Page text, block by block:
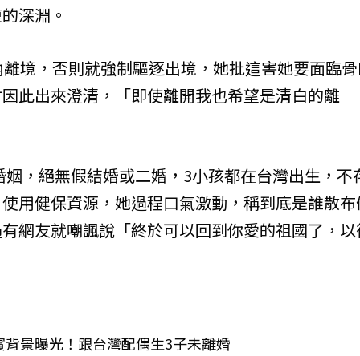
深淵。
境，否則就強制驅逐出境，她批這害她要面臨
此出來澄清，「即使離開我也希望是清白的離
，絕無假結婚或二婚，3小孩都在台灣出生，不
用健保資源，她過程口氣激動，稱到底是誰散布
網友就嘲諷說「終於可以回到你愛的祖國了，以
景曝光！跟台灣配偶生3子未離婚